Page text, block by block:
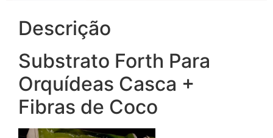
Descrição
Substrato Forth Para
Orquídeas Casca +
Fibras de Coco